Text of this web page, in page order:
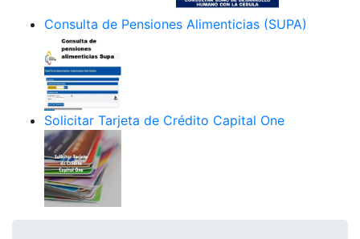
Consulta de Pensiones Alimenticias (SUPA)
Solicitar Tarjeta de Crédito Capital One